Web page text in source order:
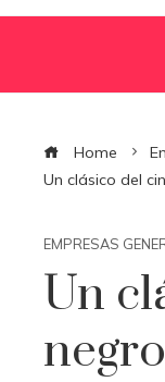
Home
Un clásico del
EMPRESAS
Un
negro